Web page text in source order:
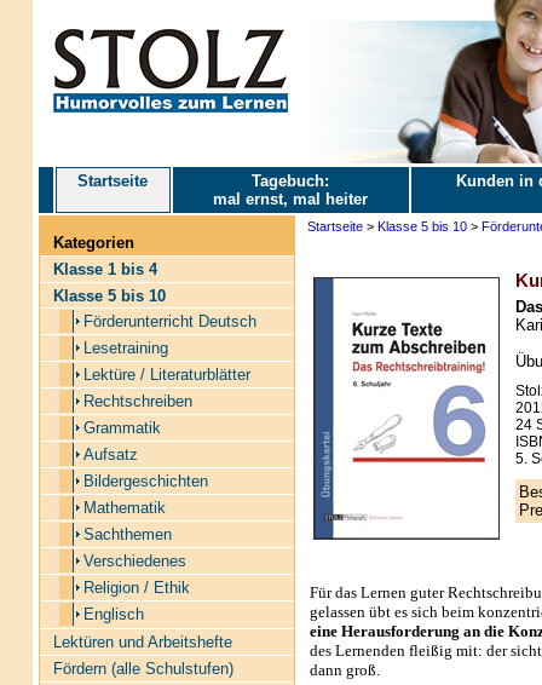
Startseite
Tagebuch:
mal ernst, mal heiter
Kunden in
Kategorien
Klasse 1 bis 4
Klasse 5 bis 10
Förderunterricht Deutsch
Lesetraining
Lektüre / Literaturblätter
Rechtschreiben
Grammatik
Aufsatz
Bildergeschichten
Mathematik
Sachthemen
Verschiedenes
Religion / Ethik
Englisch
Lektüren und Arbeitshefte
Fördern (alle Schulstufen)
Startseite> Klasse 5 bis 10>
24
5.
Für das Lernen guter
gelassen übt es sich beim
eine Herausforderung an die
des Lernenden fleißig mit: der
dann groß.